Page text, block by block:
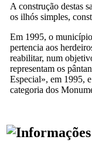
A construção destas
os ilhós simples,
Em 1995, o
pertencia aos
reabilitar, num
representam os
Especial», em 1995,
categoria dos